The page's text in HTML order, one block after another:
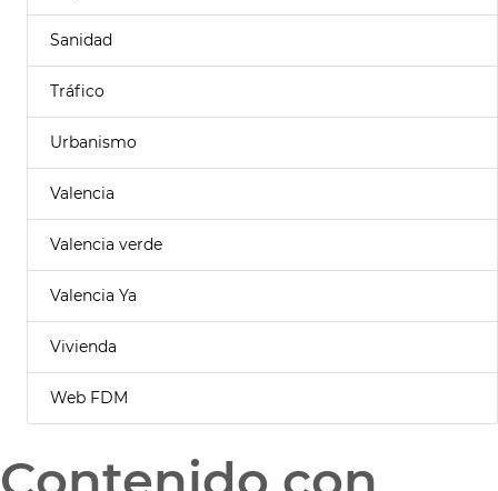
Sanidad
Tráfico
Urbanismo
Valencia
Valencia verde
Valencia Ya
Vivienda
Web FDM